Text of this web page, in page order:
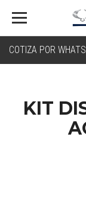
COTIZA POR
KIT